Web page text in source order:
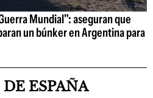
Mundial": aseguran que
un búnker en Argentina para
ESPAÑA